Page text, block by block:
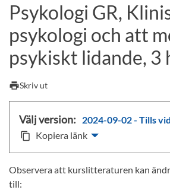
Andra söktjänster
Kurser och program Kursplaner
Lediga jobb
Psykologi GR,
psykologi och att
psykiskt lidande, 3
printSkriv ut
Välj version: 2024-09-02 - Tills
content_copy Kopiera länk
Observera att kurslitteraturen kan
till: